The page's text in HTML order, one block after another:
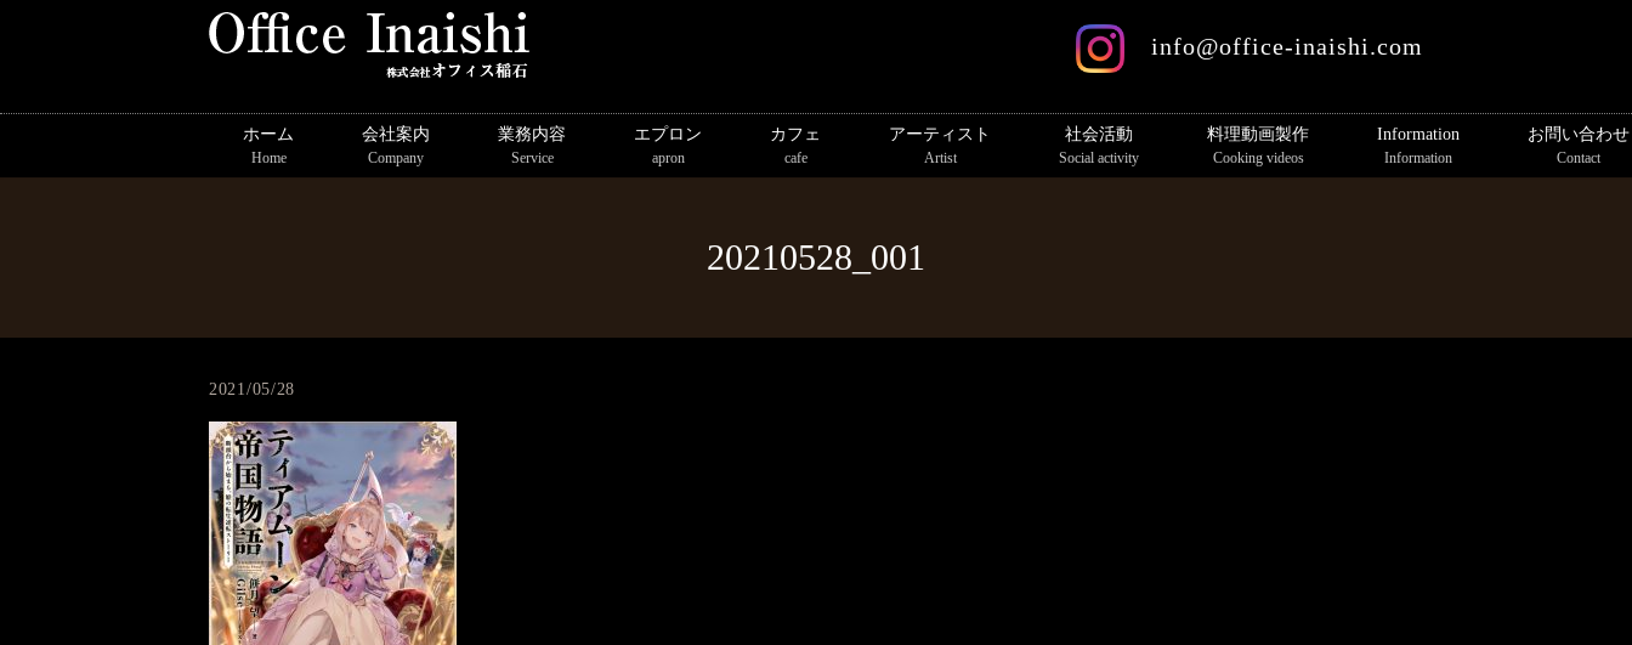
info@office-inaishi.com
ホーム
Home
会社案内
Company
業務内容
Service
エプロン
apron
カフェ
cafe
アーティスト
Artist
社会活動
Social activity
料理動画製作
Cooking videos
Information
Information
お問い合わせ
Contact
20210528_001
2021/05/28